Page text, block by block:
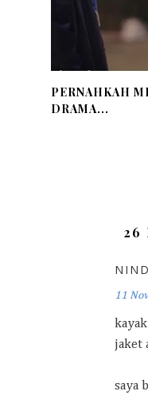
PERNAHKAH
DRAMA...
26
11
jaket
saya